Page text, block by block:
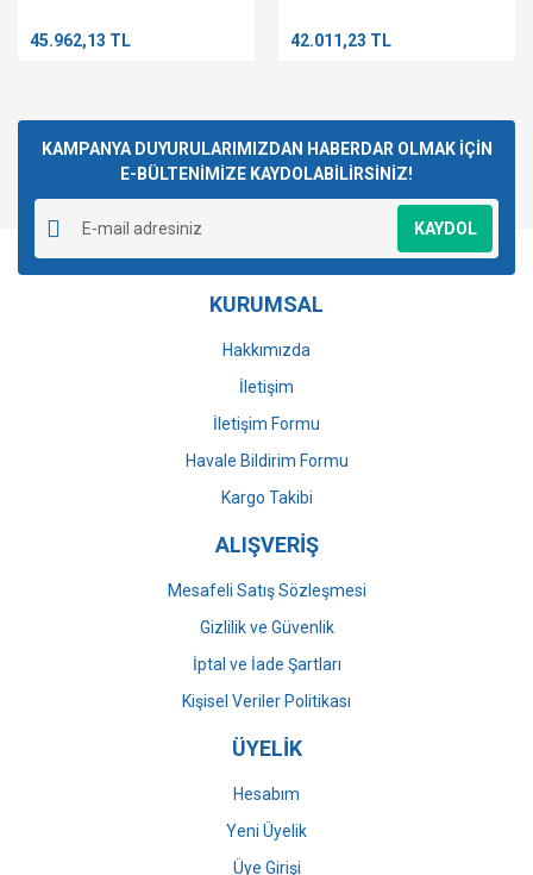
45.962,13 TL 42.011,23 TL
KAMPANYA DUYURULARIMIZDAN HABERDAR OLMAK İÇİN
E-BÜLTENİMİZE KAYDOLABİLİRSİNİZ!
KAYDOL
KURUMSAL
Hakkımızda
İletişim
İletişim Formu
Havale Bildirim Formu
Kargo Takibi
ALIŞVERİŞ
Mesafeli Satış Sözleşmesi
Gizlilik ve Güvenlik
İptal ve İade Şartları
Kişisel Veriler Politikası
ÜYELİK
Hesabım
Yeni Üyelik
Üye Girişi